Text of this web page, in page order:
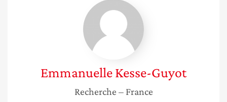
Emmanuelle
Kesse-
Guyot
EmmanuelleKesse-Guyot
Recherche – France